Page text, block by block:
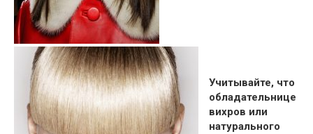
Учитывайте, что
обладательнице
вихров или
натурального